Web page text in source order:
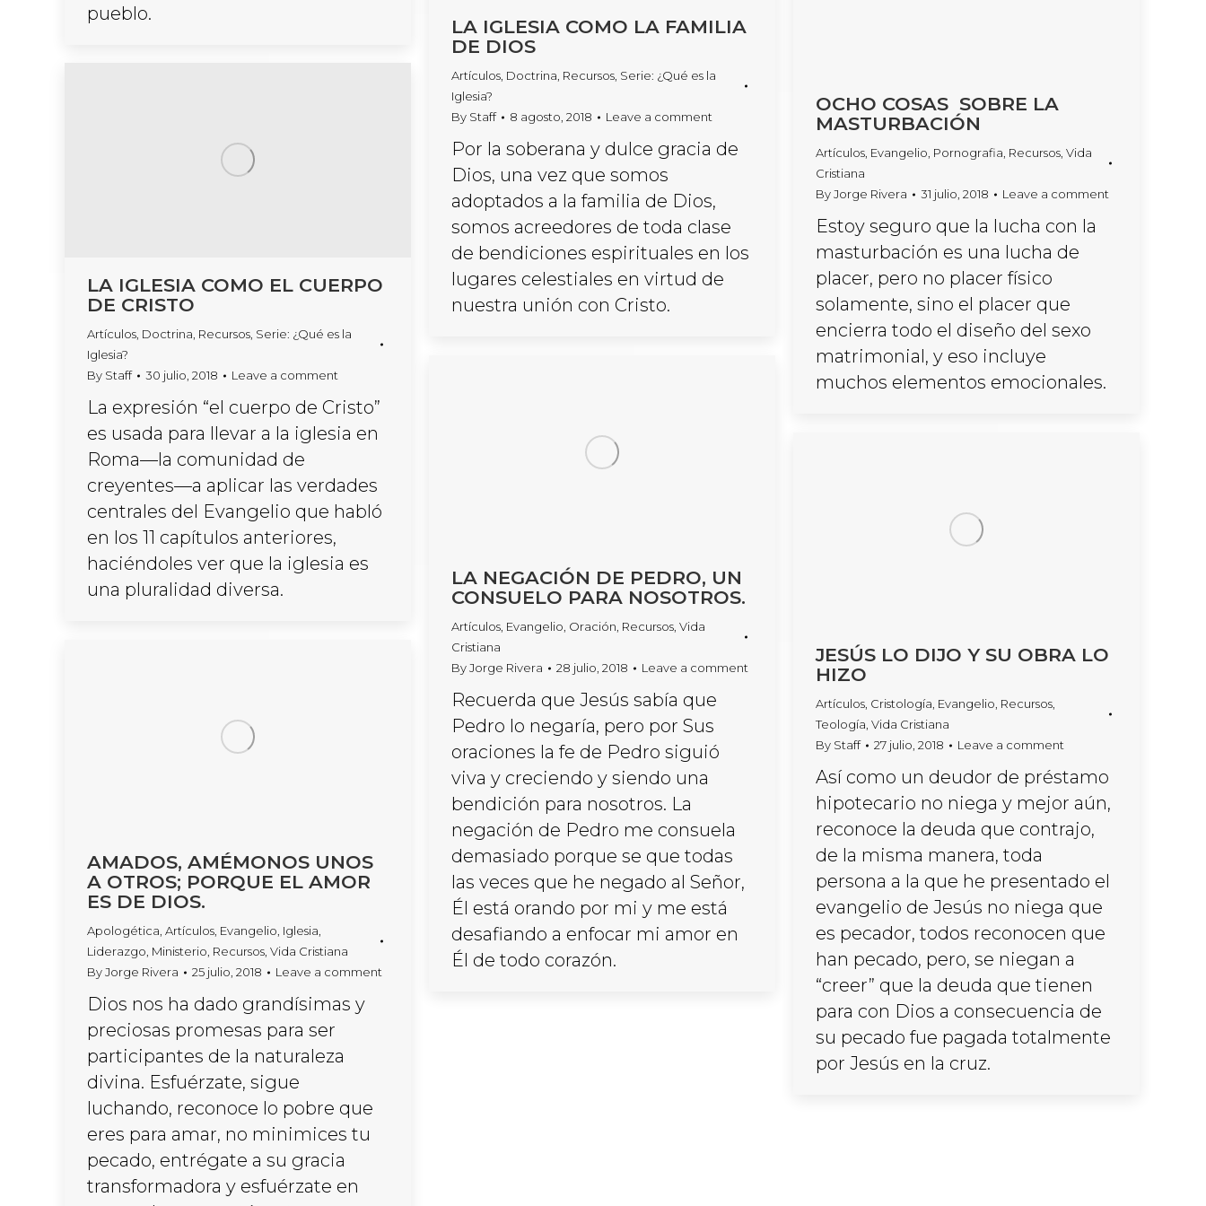
pueblo.
LA IGLESIA COMO LA FAMILIA
DE DIOS
Artículos, Doctrina, Recursos, Serie: ¿Qué es la
Iglesia?
By Staff 8 agosto, 2018 Leave a comment
Por la soberana y dulce gracia de
Dios, una vez que somos
adoptados a la familia de Dios,
somos acreedores de toda clase
de bendiciones espirituales en los
lugares celestiales en virtud de
nuestra unión con Cristo.
OCHO COSAS SOBRE LA
MASTURBACIÓN
Artículos, Evangelio, Pornografia, Recursos, Vida
Cristiana
ByJorge Rivera 31 julio, 2018 Leave a comment
Estoy seguro que la lucha con la
masturbación es una lucha de
placer, pero no placer físico
solamente, sino el placer que
encierra todo el diseño del sexo
matrimonial, y eso incluye
muchos elementos emocionales.
LA IGLESIA COMO EL CUERPO
DE CRISTO
Artículos, Doctrina, Recursos, Serie: ¿Qué es la
Iglesia?
By Staff 30 julio, 2018 Leave a comment
La expresión “el cuerpo de Cristo”
es usada para llevar a la iglesia en
Roma—la comunidad de
creyentes—a aplicar las verdades
centrales del Evangelio que habló
en los 11 capítulos anteriores,
haciéndoles ver que la iglesia es
una pluralidad diversa.
LA NEGACIÓN DE PEDRO, UN
CONSUELO PARA NOSOTROS.
Artículos, Evangelio, Oración, Recursos, Vida
Cristiana
ByJorge Rivera 28 julio, 2018 Leave a comment
Recuerda que Jesús sabía que
Pedro lo negaría, pero por Sus
oraciones la fe de Pedro siguió
viva y creciendo y siendo una
bendición para nosotros. La
negación de Pedro me consuela
demasiado porque se que todas
las veces que he negado al Señor,
Él está orando por mi y me está
desafiando a enfocar mi amor en
Él de todo corazón.
JESÚS LO DIJO Y SU OBRA LO
HIZO
Artículos, Cristología, Evangelio, Recursos,
Teología, Vida Cristiana
By Staff 27 julio, 2018 Leave a comment
Así como un deudor de préstamo
hipotecario no niega y mejor aún,
reconoce la deuda que contrajo,
de la misma manera, toda
persona a la que he presentado el
evangelio de Jesús no niega que
es pecador, todos reconocen que
han pecado, pero, se niegan a
“creer” que la deuda que tienen
para con Dios a consecuencia de
su pecado fue pagada totalmente
por Jesús en la cruz.
AMADOS, AMÉMONOS UNOS
A OTROS; PORQUE EL AMOR
ES DE DIOS.
Apologética, Artículos, Evangelio, Iglesia,
Liderazgo, Ministerio, Recursos, Vida Cristiana
ByJorge Rivera 25 julio, 2018 Leave a comment
Dios nos ha dado grandísimas y
preciosas promesas para ser
participantes de la naturaleza
divina. Esfuérzate, sigue
luchando, reconoce lo pobre que
eres para amar, no minimices tu
pecado, entrégate a su gracia
transformadora y esfuérzate en